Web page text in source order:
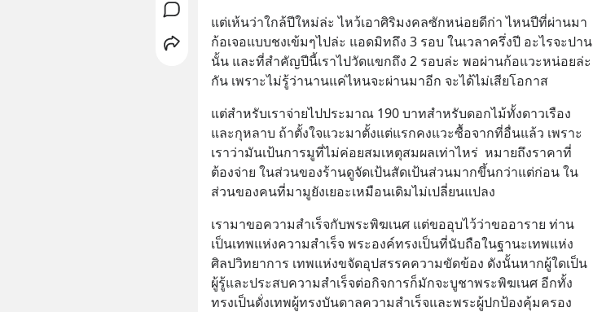
แต่เห้นว่าใกล้ปีใหม่ล่ะ ไหว้เอาศิริมงคลซักหน่อยดีก่า ไหนปีที่ผ่านมา
ก้อเจอแบบชงเข้มๆไปล่ะ แอดมิทถึง 3 รอบ ในเวลาครึ่งปี อะไรจะปาน
นั้น และที่สำคัญปีนี้เราไปวัดแขกถึง 2 รอบล่ะ พอผ่านก้อแวะหน่อยล่ะ
กัน เพราะไม่รู้ว่านานแค่ไหนจะผ่านมาอีก จะได้ไม่เสียโอกาส
แต่สำหรับเราจ่ายไปประมาณ 190 บาทสำหรับดอกไม้ทั้งดาวเรือง
และกุหลาบ ถ้าตั้งใจแวะมาตั้งแต่แรกคงแวะซื้อจากที่อื่นแล้ว เพราะ
เราว่ามันเป้นการมูที่ไม่ค่อยสมเหตุสมผลเท่าไหร่  หมายถึงราคาที่
ต้องจ่าย ในส่วนของร้านดูจัดเป้นสัดเป้นส่วนมากขึ้นกว่าแต่ก่อน ใน
ส่วนของคนที่มามูยังเยอะเหมือนเดิมไม่เปลี่ยนแปลง
เรามาขอความสำเร็จกับพระพิฆเนศ แต่ขออุบไว้ว่าขออาราย ท่าน
เป็นเทพแห่งความสำเร็จ พระองค์ทรงเป็นที่นับถือในฐานะเทพแห่ง
ศิลปวิทยาการ เทพแห่งขจัดอุปสรรคความขัดข้อง ดังนั้นหากผู้ใดเป็น
ผู้รู้และประสบความสำเร็จต่อกิจการก็มักจะบูชาพระพิฆเนศ อีกทั้ง
ทรงเป็นดั่งเทพผู้ทรงบันดาลความสำเร็จและพระผู้ปกป้องคุ้มครอง